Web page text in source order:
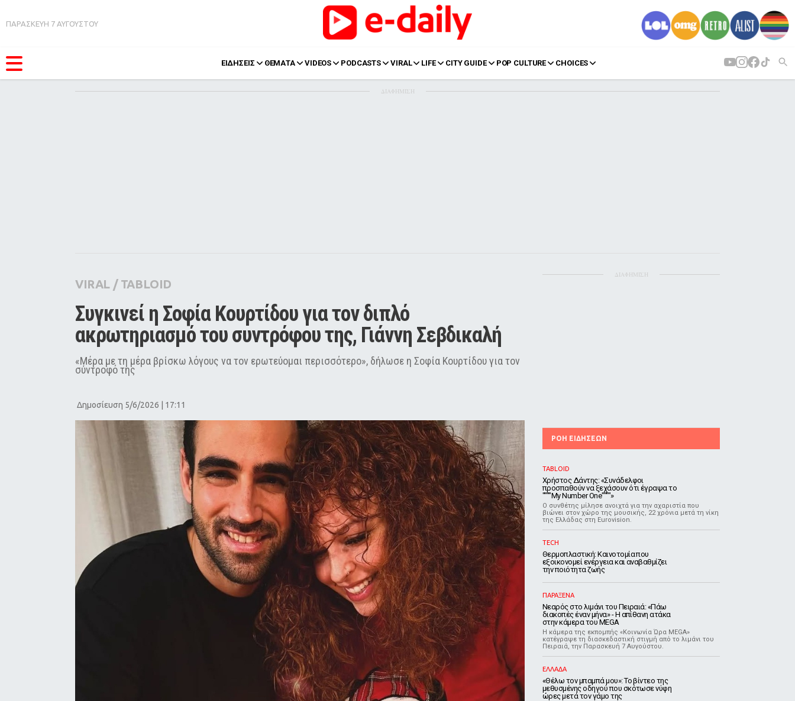
ΠΑΡΑΣΚΕΥΗ 7 ΑΥΓΟΥΣΤΟΥ
ΕΙΔΗΣΕΙΣ ΘΕΜΑΤΑ VIDEOS PODCASTS VIRAL LIFE CITY GUIDE POP CULTURE CHOICES
Pop Culture
Agenda
ΔΙΑΦΗΜΙΣΗ
VIRAL / TABLOID
Συγκινεί η Σοφία Κουρτίδου για τον διπλό
ακρωτηριασμό του συντρόφου της, Γιάννη Σεβδικαλή
«Μέρα με τη μέρα βρίσκω λόγους να τον ερωτεύομαι περισσότερο», δήλωσε η Σοφία Κουρτίδου για τον
σύντροφό της
Δημοσίευση 5/6/2026 | 17:11
ΔΙΑΦΗΜΙΣΗ
ΡΟΗ ΕΙΔΗΣΕΩΝ
TABLOID
Χρήστος Δάντης: «Συνάδελφοι
προσπαθούν να ξεχάσουν ότι έγραψα το
""""My Number One""""»
Ο συνθέτης μίλησε ανοιχτά για την αχαριστία που
βιώνει στον χώρο της μουσικής, 22 χρόνια μετά τη νίκη
της Ελλάδας στη Eurovision.
TECH
Θερμοπλαστική: Καινοτομία που
εξοικονομεί ενέργεια και αναβαθμίζει
την ποιότητα ζωής
ΠΑΡΑΞΕΝΑ
Νεαρός στο λιμάνι του Πειραιά: «Πάω
διακοπές έναν μήνα» - Η απίθανη ατάκα
στην κάμερα του MEGA
Η κάμερα της εκπομπής «Κοινωνία Ώρα MEGA»
κατέγραψε τη διασκεδαστική στιγμή από το λιμάνι του
Πειραιά, την Παρασκευή 7 Αυγούστου.
ΕΛΛΑΔΑ
«Θέλω τον μπαμπά μου»: Το βίντεο της
μεθυσμένης οδηγού που σκότωσε νύφη
ώρες μετά τον γάμο της